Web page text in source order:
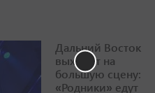
Дальний Восток
выходит на
большую сцену:
«Родники» едут